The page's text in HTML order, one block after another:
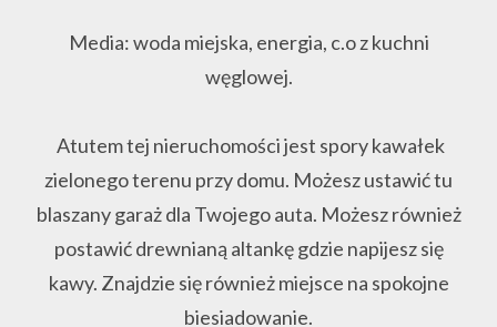
Media: woda miejska, energia, c.o z kuchni
węglowej.
Atutem tej nieruchomości jest spory kawałek
zielonego terenu przy domu. Możesz ustawić tu
blaszany garaż dla Twojego auta. Możesz również
postawić drewnianą altankę gdzie napijesz się
kawy. Znajdzie się również miejsce na spokojne
biesiadowanie.